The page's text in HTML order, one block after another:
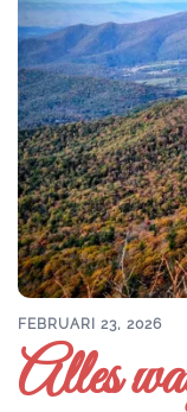
FEBRUARI 23, 2026
Alles